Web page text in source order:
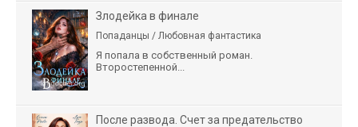
Злодейка в финале
Попаданцы / Любовная фантастика
Я попала в собственный роман.
Второстепенной...
После развода. Счет за предательство